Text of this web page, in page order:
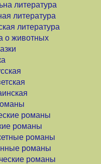
литература
литература
литература
о животных
романы
романы
романы
романы
романы